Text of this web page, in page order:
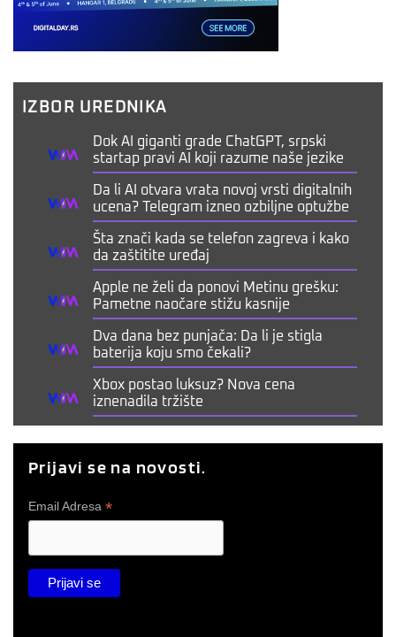
IZBOR UREDNIKA
Dok AI giganti grade ChatGPT, srpski
startap pravi AI koji razume naše jezike
Da li AI otvara vrata novoj vrsti digitalnih
ucena? Telegram izneo ozbiljne optužbe
Šta znači kada se telefon zagreva i kako
da zaštitite uređaj
Apple ne želi da ponovi Metinu grešku:
Pametne naočare stižu kasnije
Dva dana bez punjača: Da li je stigla
baterija koju smo čekali?
Xbox postao luksuz? Nova cena
iznenadila tržište
Prijavi se na novosti.
Email Adresa *